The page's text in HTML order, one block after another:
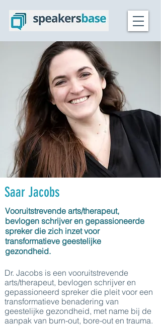
Saar Jacobs
Vooruitstrevende arts/therapeut,
bevlogen schrijver en gepassioneerde
spreker die zich inzet voor
transformatieve geestelijke
gezondheid.
Dr. Jacobs is een vooruitstrevende
arts/therapeut, bevlogen schrijver en
gepassioneerd spreker die pleit voor een
transformatieve benadering van
geestelijke gezondheid, met name bij de
aanpak van burn-out, bore-out en trauma.